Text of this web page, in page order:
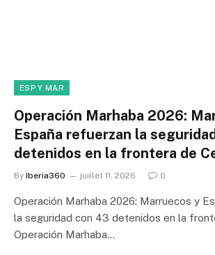
ESP Y MAR
Operación Marhaba 2026:
España refuerzan la
detenidos en la frontera de
By Iberia360 juillet 11, 2026 0
Operación Marhaba 2026: Marruecos y
la seguridad con 43 detenidos en la
Operación Marhaba…